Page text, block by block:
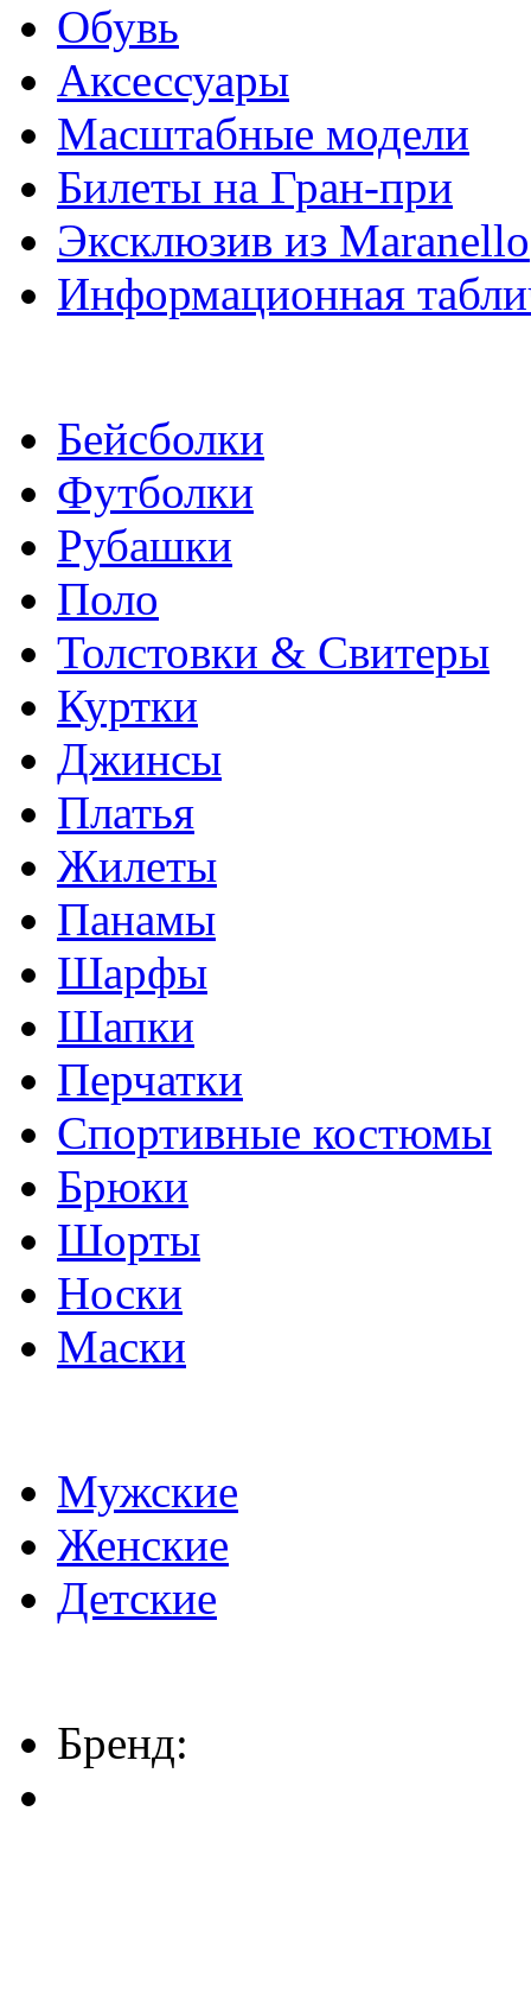
Обувь
Аксессуары
Масштабные модели
Билеты на Гран-при
Эксклюзив из Maranello
Информационная
Бейсболки
Футболки
Рубашки
Поло
Толстовки & Свитеры
Куртки
Джинсы
Платья
Жилеты
Панамы
Шарфы
Шапки
Перчатки
Спортивные костюмы
Брюки
Шорты
Носки
Маски
Мужские
Женские
Детские
Бренд: